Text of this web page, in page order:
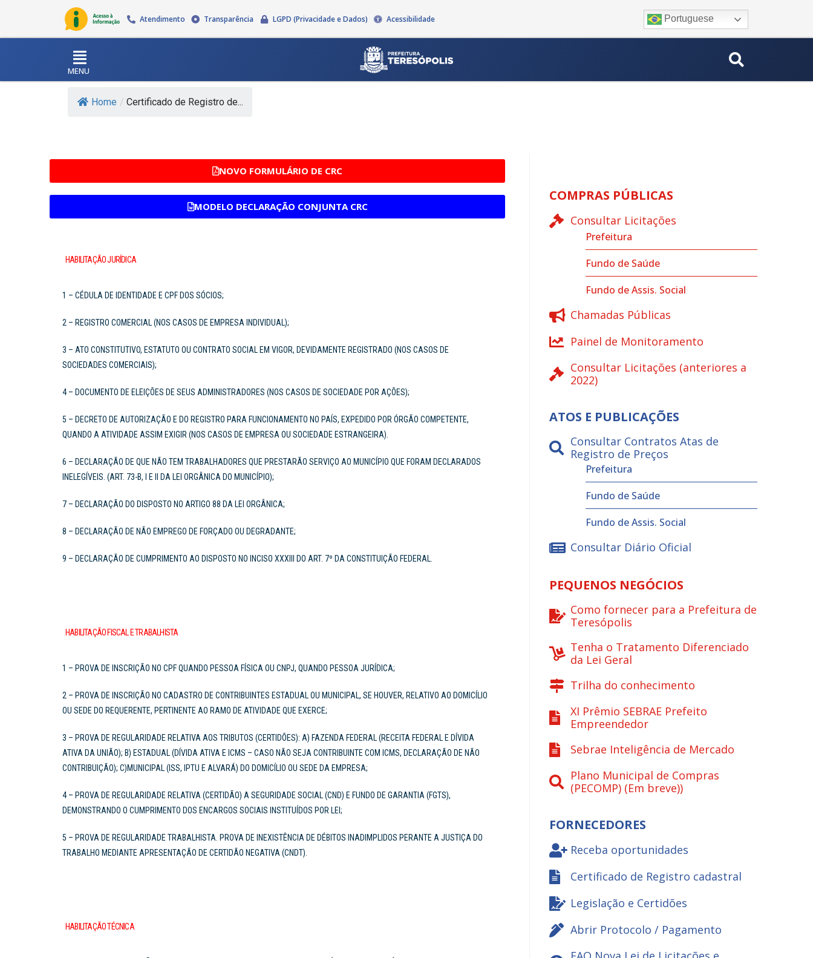
Atendimento Transparência LGPD (Privacidade e Dados) Acessibilidade Portuguese
MENU
Home / Certificado de Registro de...
NOVO FORMULÁRIO DE CRC
MODELO DECLARAÇÃO CONJUNTA CRC
HABILITAÇÃO JURÍDICA​
1 – CÉDULA DE IDENTIDADE E CPF DOS SÓCIOS;
2 – REGISTRO COMERCIAL (NOS CASOS DE EMPRESA INDIVIDUAL);
3 – ATO CONSTITUTIVO, ESTATUTO OU CONTRATO SOCIAL EM VIGOR, DEVIDAMENTE REGISTRADO (NOS CASOS DE
SOCIEDADES COMERCIAIS);
4 – DOCUMENTO DE ELEIÇÕES DE SEUS ADMINISTRADORES (NOS CASOS DE SOCIEDADE POR AÇÕES);
5 – DECRETO DE AUTORIZAÇÃO E DO REGISTRO PARA FUNCIONAMENTO NO PAÍS, EXPEDIDO POR ÓRGÃO COMPETENTE,
QUANDO A ATIVIDADE ASSIM EXIGIR (NOS CASOS DE EMPRESA OU SOCIEDADE ESTRANGEIRA).
6 – DECLARAÇÃO DE QUE NÃO TEM TRABALHADORES QUE PRESTARÃO SERVIÇO AO MUNICÍPIO QUE FORAM DECLARADOS
INELEGÍVEIS. (ART. 73-B, I E II DA LEI ORGÂNICA DO MUNICÍPIO);
7 – DECLARAÇÃO DO DISPOSTO NO ARTIGO 88 DA LEI ORGÂNICA;
8 – DECLARAÇÃO DE NÃO EMPREGO DE FORÇADO OU DEGRADANTE;
9 – DECLARAÇÃO DE CUMPRIMENTO AO DISPOSTO NO INCISO XXXIII DO ART. 7º DA CONSTITUIÇÃO FEDERAL.
HABILITAÇÃO FISCAL​ E TRABALHISTA
1 – PROVA DE INSCRIÇÃO NO CPF QUANDO PESSOA FÍSICA OU CNPJ, QUANDO PESSOA JURÍDICA;
2 – PROVA DE INSCRIÇÃO NO CADASTRO DE CONTRIBUINTES ESTADUAL OU MUNICIPAL, SE HOUVER, RELATIVO AO DOMICÍLIO
OU SEDE DO REQUERENTE, PERTINENTE AO RAMO DE ATIVIDADE QUE EXERCE;
3 – PROVA DE REGULARIDADE RELATIVA AOS TRIBUTOS (CERTIDÕES): A) FAZENDA FEDERAL (RECEITA FEDERAL E DÍVIDA
ATIVA DA UNIÃO); B) ESTADUAL (DÍVIDA ATIVA E ICMS – CASO NÃO SEJA CONTRIBUINTE COM ICMS, DECLARAÇÃO DE NÃO
CONTRIBUIÇÃO); C)MUNICIPAL (ISS, IPTU E ALVARÁ) DO DOMICÍLIO OU SEDE DA EMPRESA;
4 – PROVA DE REGULARIDADE RELATIVA (CERTIDÃO) A SEGURIDADE SOCIAL (CND) E FUNDO DE GARANTIA (FGTS),
DEMONSTRANDO O CUMPRIMENTO DOS ENCARGOS SOCIAIS INSTITUÍDOS POR LEI;
5 – PROVA DE REGULARIDADE TRABALHISTA. PROVA DE INEXISTÊNCIA DE DÉBITOS INADIMPLIDOS PERANTE A JUSTIÇA DO
TRABALHO MEDIANTE APRESENTAÇÃO DE CERTIDÃO NEGATIVA (CNDT).
HABILITAÇÃO TÉCNICA​
COMPRAS PÚBLICAS
Consultar Licitações
Prefeitura
Fundo de Saúde
Fundo de Assis. Social
Chamadas Públicas
Painel de Monitoramento
Consultar Licitações (anteriores a
2022)
ATOS E PUBLICAÇÕES
Consultar Contratos Atas de
Registro de Preços
Prefeitura
Fundo de Saúde
Fundo de Assis. Social
Consultar Diário Oficial
PEQUENOS NEGÓCIOS
Como fornecer para a Prefeitura de
Teresópolis
Tenha o Tratamento Diferenciado
da Lei Geral
Trilha do conhecimento
XI Prêmio SEBRAE Prefeito
Empreendedor
Sebrae Inteligência de Mercado
Plano Municipal de Compras
(PECOMP) (Em breve))
FORNECEDORES
Receba oportunidades
Certificado de Registro cadastral
Legislação e Certidões
Abrir Protocolo / Pagamento